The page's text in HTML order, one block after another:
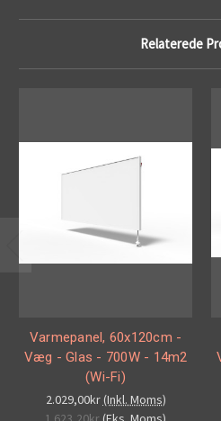
Relaterede
Varmepanel, 60x120cm -
Væg - Glas - 700W - 14m2
(Wi-Fi)
2.029,00kr(Inkl. Moms)